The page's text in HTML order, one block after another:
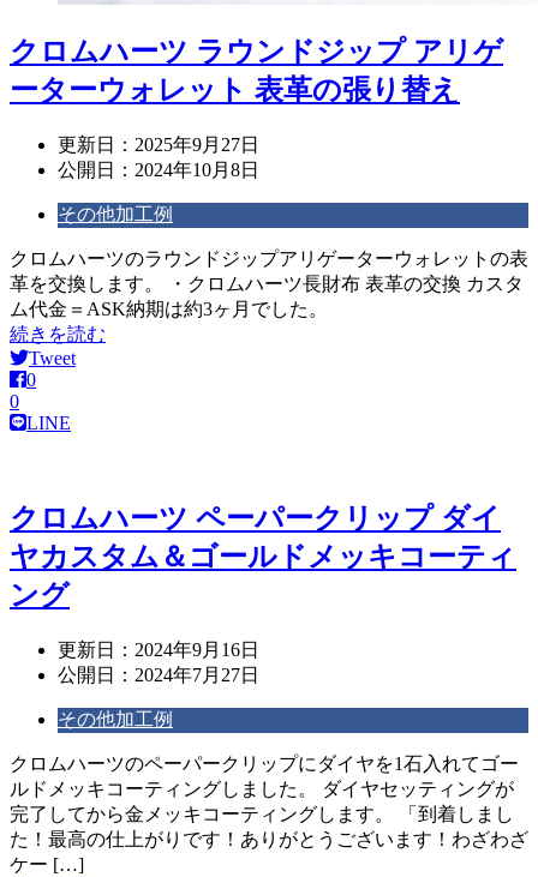
クロムハーツ ラウンドジップ アリゲ
ーターウォレット 表革の張り替え
更新日： 2025年9月27日
公開日： 2024年10月8日
その他加工例
クロムハーツのラウンドジップアリゲーターウォレットの表
革を交換します。 ・クロムハーツ長財布 表革の交換 カスタ
ム代金＝ASK納期は約3ヶ月でした。
続きを読む
Tweet
0
0
LINE
クロムハーツ ペーパークリップ ダイ
ヤカスタム＆ゴールドメッキコーティ
ング
更新日： 2024年9月16日
公開日： 2024年7月27日
その他加工例
クロムハーツのペーパークリップにダイヤを1石入れてゴー
ルドメッキコーティングしました。 ダイヤセッティングが
完了してから金メッキコーティングします。 「到着しまし
た！最高の仕上がりです！ありがとうございます！わざわざ
ケー […]